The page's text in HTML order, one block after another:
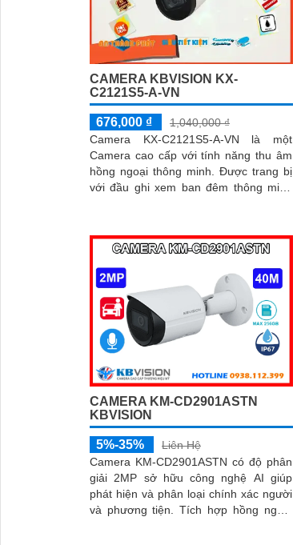
CAMERA KBVISION KX-
C2121S5-A-VN
676,000 ₫
1,040,000 ₫
Camera KX-C2121S5-A-VN là một
Camera cao cấp với tính năng thu âm
hồng ngoại thông minh. Được trang bị
với đầu ghi xem ban đêm thông minh
CAMERA KM-CD2901ASTN
KBVISION
5%-35%
Liên Hệ
Camera KM-CD2901ASTN có độ phân
giải 2MP sở hữu công nghệ AI giúp
phát hiện và phân loại chính xác người
và phương tiện. Tích hợp hồng ngoại